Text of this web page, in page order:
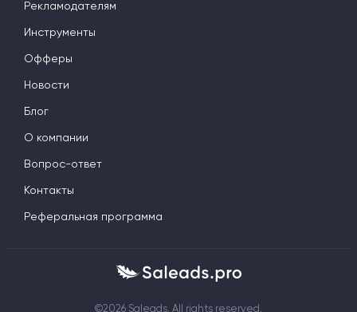
©2026 Saleads. All rights reserved.
Рекламодателям
Инструменты
Офферы
Новости
Блог
О компании
Вопрос-ответ
Контакты
Реферальная программа